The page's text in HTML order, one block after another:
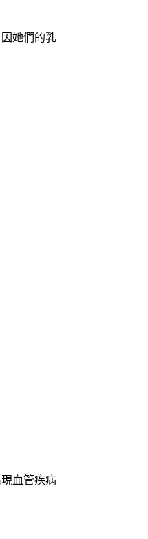
她們的乳
血管疾病